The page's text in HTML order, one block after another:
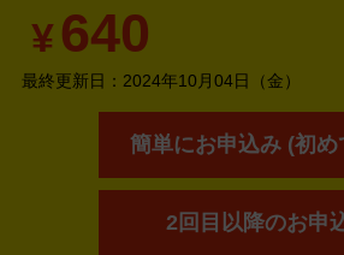
¥640
最終更新日： 2024年10月04日（金）
簡単にお申込み (初め
2回目以降のお申